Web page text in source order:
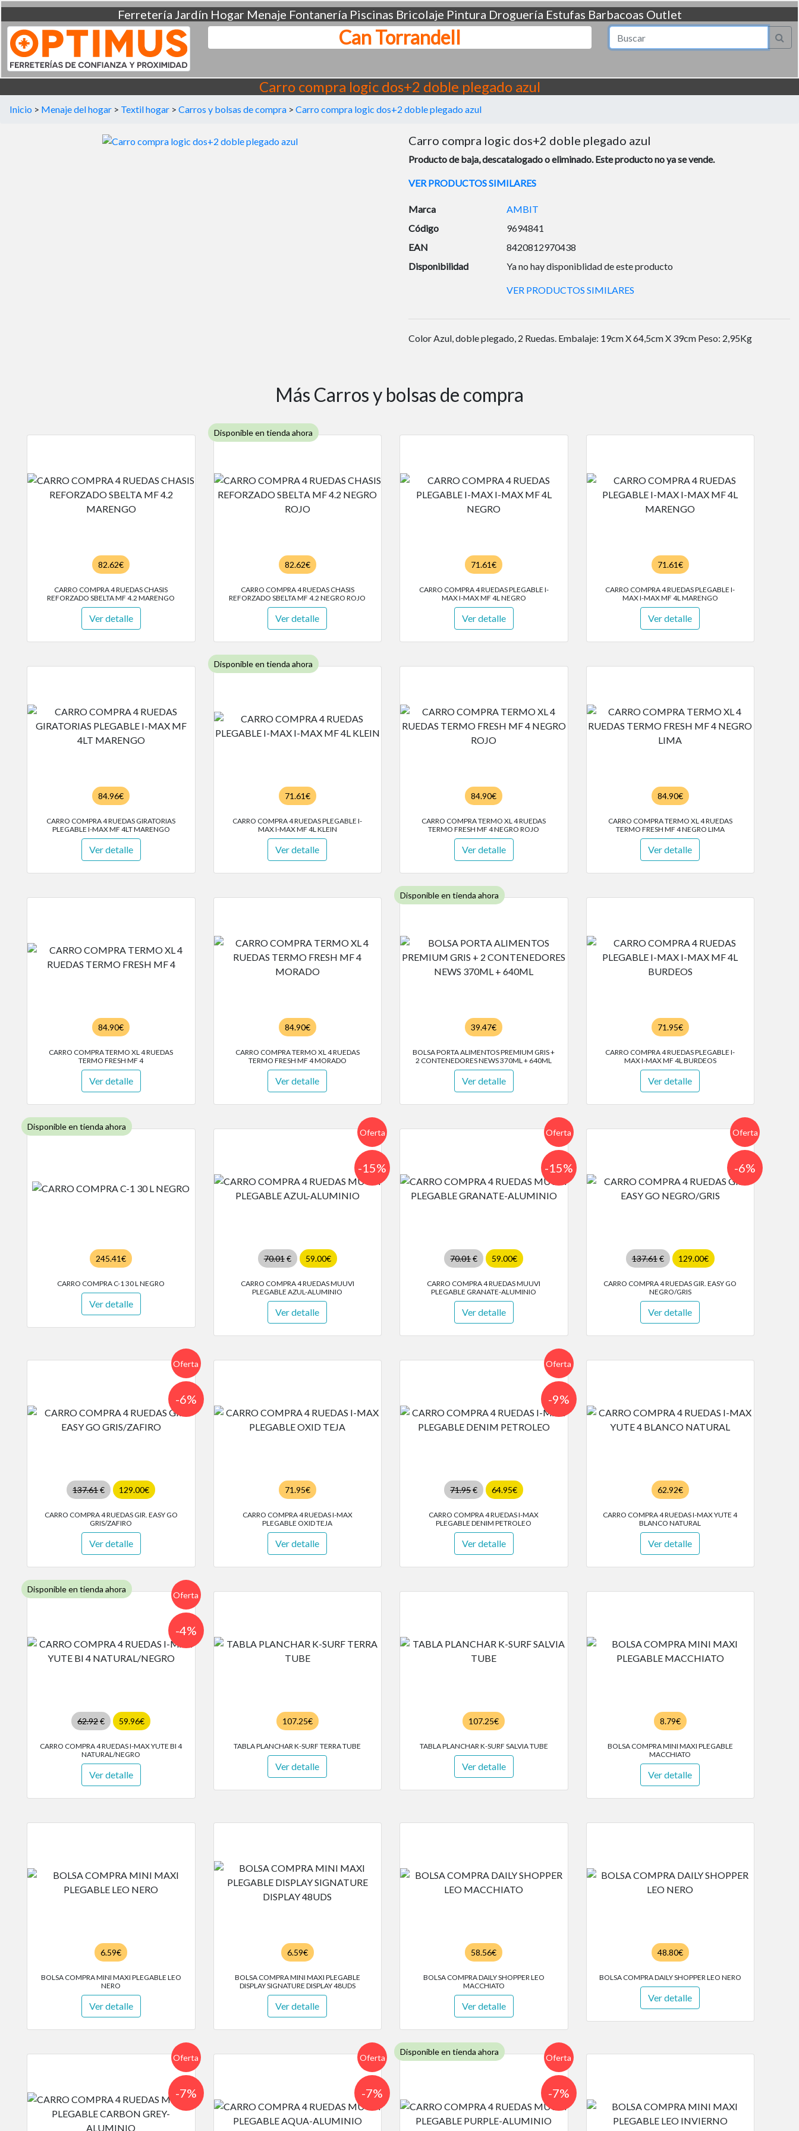
Ferretería Jardín Hogar Menaje Fontanería Piscinas Bricolaje Pintura Droguería Estufas Barbacoas Outlet
Can Torrandell
Carro compra logic dos+2 doble plegado azul
Inicio > Menaje del hogar > Textil hogar > Carros y bolsas de compra > Carro compra logic dos+2 doble plegado azul
Carro compra logic dos+2 doble plegado azul
Producto de baja, descatalogado o eliminado. Este producto no ya se vende.
VER PRODUCTOS SIMILARES
Marca
AMBIT
Código
9694841
EAN
8420812970438
Disponibilidad
Ya no hay disponiblidad de este producto
VER PRODUCTOS SIMILARES
Color Azul, doble plegado, 2 Ruedas. Embalaje: 19cm X 64,5cm X 39cm Peso: 2,95Kg
Más Carros y bolsas de compra
82.62€
CARRO COMPRA 4 RUEDAS CHASIS
REFORZADO SBELTA MF 4.2 MARENGO
Ver detalle
Disponible en tienda ahora
82.62€
CARRO COMPRA 4 RUEDAS CHASIS
REFORZADO SBELTA MF 4.2 NEGRO ROJO
Ver detalle
71.61€
CARRO COMPRA 4 RUEDAS PLEGABLE I-
MAX I-MAX MF 4L NEGRO
Ver detalle
71.61€
CARRO COMPRA 4 RUEDAS PLEGABLE I-
MAX I-MAX MF 4L MARENGO
Ver detalle
84.96€
CARRO COMPRA 4 RUEDAS GIRATORIAS
PLEGABLE I-MAX MF 4LT MARENGO
Ver detalle
Disponible en tienda ahora
71.61€
CARRO COMPRA 4 RUEDAS PLEGABLE I-
MAX I-MAX MF 4L KLEIN
Ver detalle
84.90€
CARRO COMPRA TERMO XL 4 RUEDAS
TERMO FRESH MF 4 NEGRO ROJO
Ver detalle
84.90€
CARRO COMPRA TERMO XL 4 RUEDAS
TERMO FRESH MF 4 NEGRO LIMA
Ver detalle
84.90€
CARRO COMPRA TERMO XL 4 RUEDAS
TERMO FRESH MF 4
Ver detalle
84.90€
CARRO COMPRA TERMO XL 4 RUEDAS
TERMO FRESH MF 4 MORADO
Ver detalle
Disponible en tienda ahora
39.47€
BOLSA PORTA ALIMENTOS PREMIUM GRIS +
2 CONTENEDORES NEWS 370ML + 640ML
Ver detalle
71.95€
CARRO COMPRA 4 RUEDAS PLEGABLE I-
MAX I-MAX MF 4L BURDEOS
Ver detalle
Disponible en tienda ahora
245.41€
CARRO COMPRA C-1 30 L NEGRO
Ver detalle
Oferta
70.01€ 59.00€
-15%
CARRO COMPRA 4 RUEDAS MUUVI
PLEGABLE AZUL-ALUMINIO
Ver detalle
Oferta
70.01€ 59.00€
-15%
CARRO COMPRA 4 RUEDAS MUUVI
PLEGABLE GRANATE-ALUMINIO
Ver detalle
Oferta
137.61€ 129.00€
-6%
CARRO COMPRA 4 RUEDAS GIR. EASY GO
NEGRO/GRIS
Ver detalle
Oferta
137.61€ 129.00€
-6%
CARRO COMPRA 4 RUEDAS GIR. EASY GO
GRIS/ZAFIRO
Ver detalle
71.95€
CARRO COMPRA 4 RUEDAS I-MAX
PLEGABLE OXID TEJA
Ver detalle
Oferta
71.95€ 64.95€
-9%
CARRO COMPRA 4 RUEDAS I-MAX
PLEGABLE DENIM PETROLEO
Ver detalle
62.92€
CARRO COMPRA 4 RUEDAS I-MAX YUTE 4
BLANCO NATURAL
Ver detalle
Disponible en tienda ahora
Oferta
62.92€ 59.96€
-4%
CARRO COMPRA 4 RUEDAS I-MAX YUTE BI 4
NATURAL/NEGRO
Ver detalle
107.25€
TABLA PLANCHAR K-SURF TERRA TUBE
Ver detalle
107.25€
TABLA PLANCHAR K-SURF SALVIA TUBE
Ver detalle
8.79€
BOLSA COMPRA MINI MAXI PLEGABLE
MACCHIATO
Ver detalle
6.59€
BOLSA COMPRA MINI MAXI PLEGABLE LEO
NERO
Ver detalle
6.59€
BOLSA COMPRA MINI MAXI PLEGABLE
DISPLAY SIGNATURE DISPLAY 48UDS
Ver detalle
58.56€
BOLSA COMPRA DAILY SHOPPER LEO
MACCHIATO
Ver detalle
48.80€
BOLSA COMPRA DAILY SHOPPER LEO NERO
Ver detalle
Oferta
-7%
Oferta
-7%
Disponible en tienda ahora
Oferta
-7%